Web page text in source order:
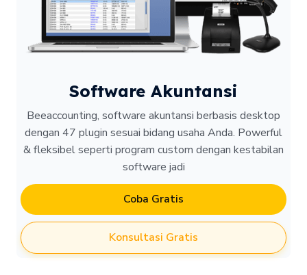
Software Akuntansi
Beeaccounting, software akuntansi berbasis desktop
dengan 47 plugin sesuai bidang usaha Anda. Powerful
& fleksibel seperti program custom dengan kestabilan
software jadi
Coba Gratis
Konsultasi Gratis